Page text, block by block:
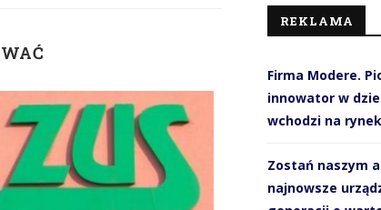
REKLAMA
Firma Modere.
innowator w
wchodzi na
Zostań naszym
najnowsze